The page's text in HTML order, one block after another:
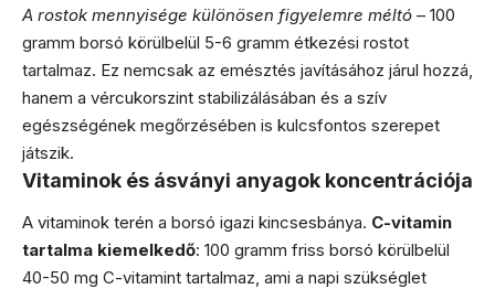
A rostok mennyisége különösen figyelemre méltó – 100
gramm borsó körülbelül 5-6 gramm étkezési rostot
tartalmaz. Ez nemcsak az emésztés javításához járul hozzá,
hanem a vércukorszint stabilizálásában és a szív
egészségének megőrzésében is kulcsfontos szerepet
játszik.
Vitaminok és ásványi anyagok koncentrációja
A vitaminok terén a borsó igazi kincsesbánya. C-vitamin
tartalma kiemelkedő: 100 gramm friss borsó körülbelül
40-50 mg C-vitamint tartalmaz, ami a napi szükséglet